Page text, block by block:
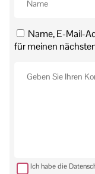
Name, E-Mail-
für meinen
Ich habe die